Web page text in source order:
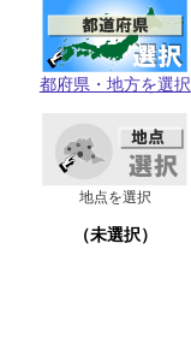
都府県・地方を選択
地点を選択
（未選択）